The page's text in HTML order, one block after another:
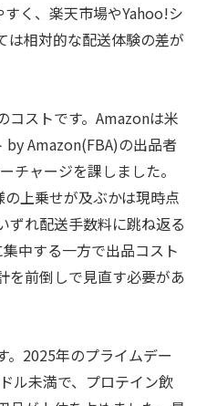
く、楽天市場やYahoo!シ
は相対的な配送体験の差が
コストです。Amazonは米
Amazon(FBA)の出品者
チャージを課しました。
上乗せが及ぶかは現時点
ずれ配送手数料に跳ね返る
中する一方で出品コスト
を前倒しで見直す必要があ
。2025年のプライムデー
ル未満で、プロテイン飲